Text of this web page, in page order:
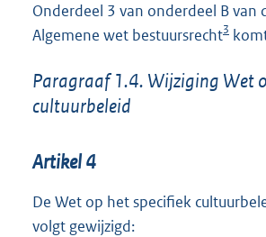
Onderdeel 3 van onderdeel B van
Algemene wet bestuursrecht3
Paragraaf 1.4. Wijziging Wet
cultuurbeleid
Artikel 4
De Wet op het specifiek
volgt gewijzigd: